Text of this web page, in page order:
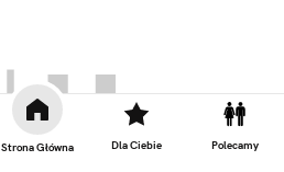
Strona Główna Dla Ciebie Polecamy